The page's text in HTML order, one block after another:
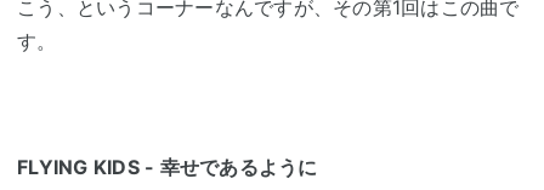
こう、というコーナーなんですが、その第1回はこの曲で
す。
FLYING KIDS - 幸せであるように